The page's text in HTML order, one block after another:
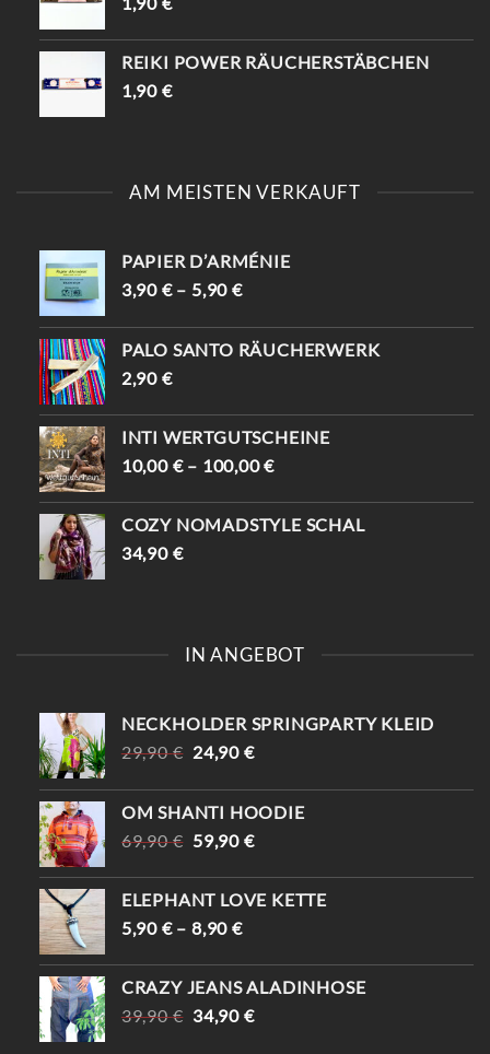
REIKI POWER RÄUCHERSTÄBCHEN
1,90 €
AM MEISTEN VERKAUFT
PAPIER D’ARMÉNIE
3,90 €– 5,90€
PALO SANTO RÄUCHERWERK
2,90 €
INTI WERTGUTSCHEINE
10,00 €– 100,00€
COZY NOMADSTYLE SCHAL
34,90 €
IN ANGEBOT
NECKHOLDER SPRINGPARTY KLEID
29,90€ URSPRÜNGLICHER
WAR:
29,90 €
24,90 €AKTUELLER
IST:
24,90 €.
OM SHANTI HOODIE
69,90€ URSPRÜNGLICHER
WAR:
69,90 €
59,90 €AKTUELLER
IST:
59,90 €.
ELEPHANT LOVE KETTE
5,90 €–8,90€
CRAZY JEANS ALADINHOSE
39,90€ URSPRÜNGLICHER
34,90 €AKTUELLER